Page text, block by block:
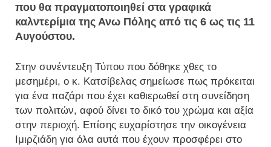
που θα πραγματοποιηθεί στα γραφικά
καλντερίμια της Ανω Πόλης από τις 6 ως τις 11
Αυγούστου.
Στην συνέντευξη Τύπου που δόθηκε χθες το
μεσημέρι, ο κ. Κατσίβελας σημείωσε πως πρόκειται
για ένα παζάρι που έχει καθιερωθεί στη συνείδηση
των πολιτών, αφού δίνει το δικό του χρώμα και αξία
στην περιοχή. Επίσης ευχαρίστησε την οικογένεια
Ιμιρζιάδη για όλα αυτά που έχουν προσφέρει στο